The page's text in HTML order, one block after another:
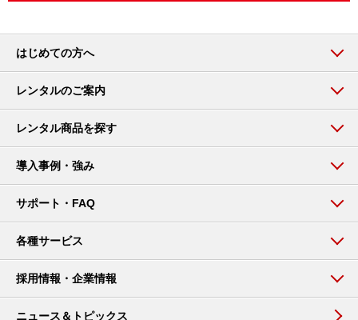
はじめての方へ
レンタルのご案内
レンタル商品を探す
導入事例・強み
サポート・FAQ
各種サービス
採用情報・企業情報
ニュース＆トピックス